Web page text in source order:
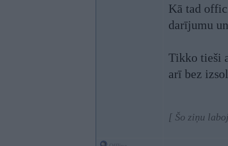
Kā tad
darījumu
Tikko tieši
arī bez
[ Šo ziņu